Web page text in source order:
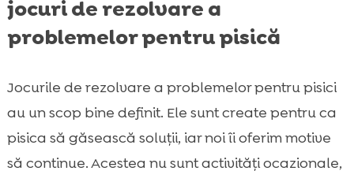
jocuri de rezolvare a
problemelor pentru pisică
Jocurile de rezolvare a problemelor pentru pisici
au un scop bine definit. Ele sunt create pentru ca
pisica să găsească soluții, iar noi îi oferim motive
să continue. Acestea nu sunt activități ocazionale,